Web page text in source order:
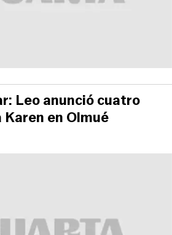
Leo anunció cuatro
en Olmué